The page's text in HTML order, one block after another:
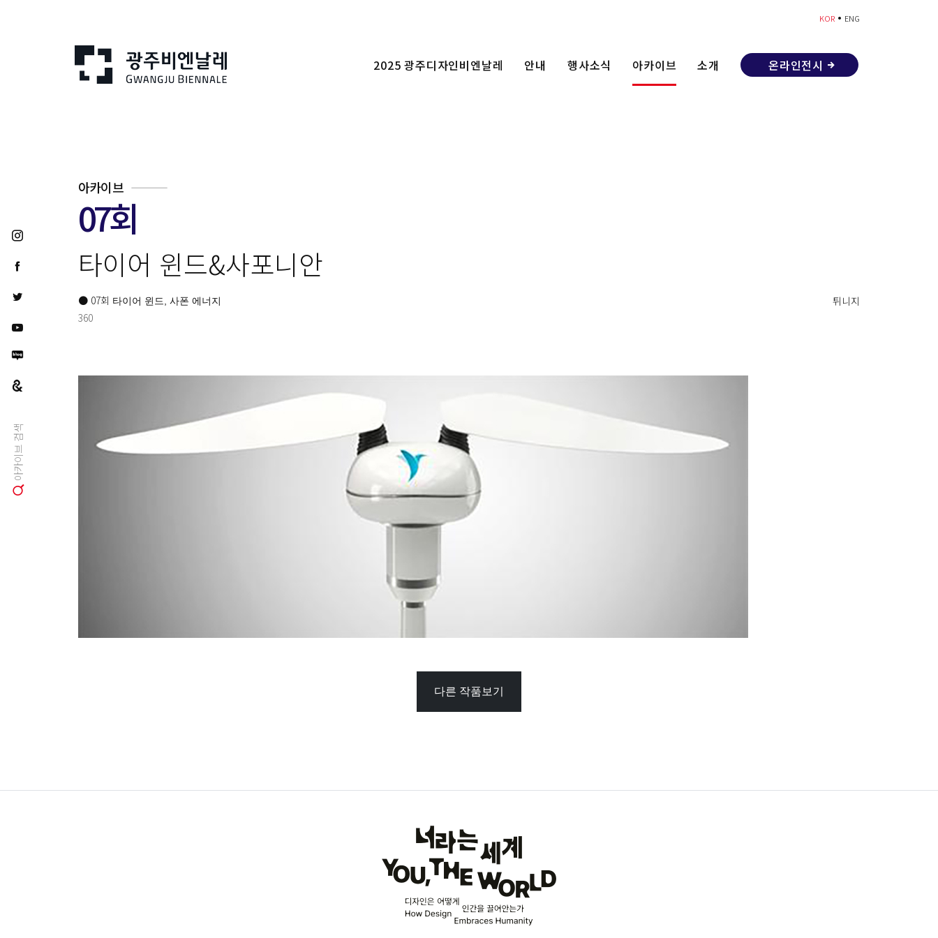
KOR • ENG
2025 광주디자인비엔날레 안내 행사소식 아카이브 소개 온라인전시
아카이브
07회
타이어 윈드&사포니안
● 07회 타이어 윈드, 사폰 에너지
튀니지
360
다른 작품보기
아카이브 검색